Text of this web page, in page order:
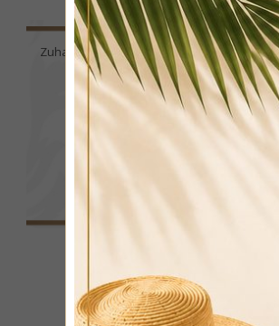
Zuhause Keramik Luxuskeramik